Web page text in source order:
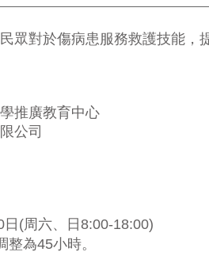
眾對於傷病患服務救護技能
推廣教育中心
公司
日 (周六、日 8:00-18:00)
整為45小時。